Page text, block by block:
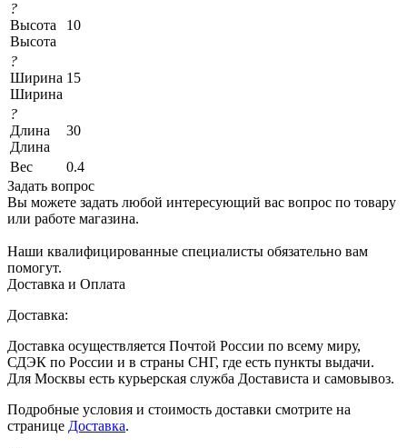
?
Высота
Высота
10
?
Ширина
Ширина
15
?
Длина
Длина
30
Вес
0.4
Задать вопрос
Вы можете задать любой интересующий вас вопрос по товару
или работе магазина.
Наши квалифицированные специалисты обязательно вам
помогут.
Доставка и Оплата
Доставка:
Доставка осуществляется Почтой России по всему миру,
СДЭК по России и в страны СНГ, где есть пункты выдачи.
Для Москвы есть курьерская служба Достависта и самовывоз.
Подробные условия и стоимость доставки смотрите на
странице Доставка.